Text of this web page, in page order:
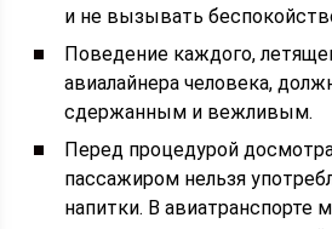
и не вызывать
Поведение каждого,
авиалайнера человека,
сдержанным и вежливым.
Перед процедурой
пассажиром нельзя
напитки. В авиатранспорте